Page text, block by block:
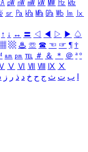
㎺ ㎻ ㎽ ㎾ ㎿ ㎐ ㎑
㏛ ㎩ ㎪ ㎫ ㎬ ㏝ ㏐
㏓
↑ ↓ ↔ 〓 ◁ ◀ ▷ ▶ ♤
▩ ♨ ☏ ☎ ☜ ☞ ¶ †
㏂ ㏘ ℡ ＃ ＆ ＊ ＠ ª º
Ⅳ Ⅴ Ⅵ Ⅶ Ⅷ Ⅸ Ⅹ
ب ت ث ج ح خ د ذ ر ز